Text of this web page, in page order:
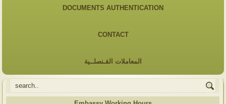
DOCUMENTS AUTHENTICATION
CONTACT
المعاملات القـنصلــية